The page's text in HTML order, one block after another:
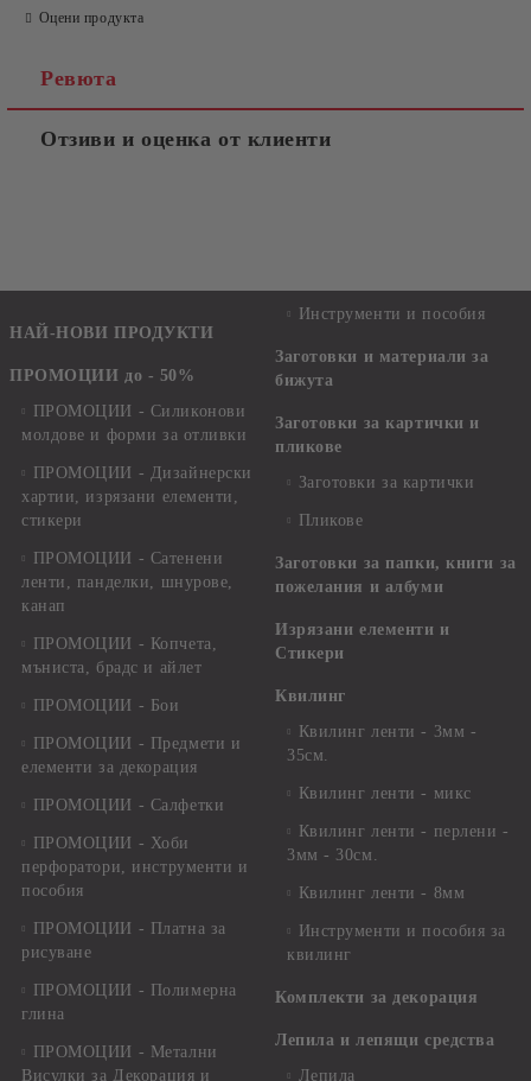
Оцени продукта
Ревюта
Отзиви и оценка от клиенти
НАЙ-НОВИ ПРОДУКТИ
ПРОМОЦИИ до - 50%
ПРОМОЦИИ - Силиконови
молдове и форми за отливки
ПРОМОЦИИ - Дизайнерски
хартии, изрязани елементи,
стикери
ПРОМОЦИИ - Сатенени
ленти, панделки, шнурове,
канап
ПРОМОЦИИ - Копчета,
мъниста, брадс и айлет
ПРОМОЦИИ - Бои
ПРОМОЦИИ - Предмети и
елементи за декорация
ПРОМОЦИИ - Салфетки
ПРОМОЦИИ - Хоби
перфоратори, инструменти и
пособия
ПРОМОЦИИ - Платна за
рисуване
ПРОМОЦИИ - Полимерна
глина
ПРОМОЦИИ - Метални
Висулки за Декорация и
Инструменти и пособия
Заготовки и материали за
бижута
Заготовки за картички и
пликове
Заготовки за картички
Пликове
Заготовки за папки, книги за
пожелания и албуми
Изрязани елементи и
Стикери
Квилинг
Квилинг ленти - 3мм -
35см.
Квилинг ленти - микс
Квилинг ленти - перлени -
3мм - 30см.
Квилинг ленти - 8мм
Инструменти и пособия за
квилинг
Комплекти за декорация
Лепила и лепящи средства
Лепила